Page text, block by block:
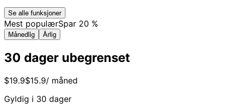
Se alle funksjoner
Mest populærSpar 20 %
Månedlig Årlig
30 dager ubegrenset
$19.9$15.9/ måned
Gyldig i 30 dager